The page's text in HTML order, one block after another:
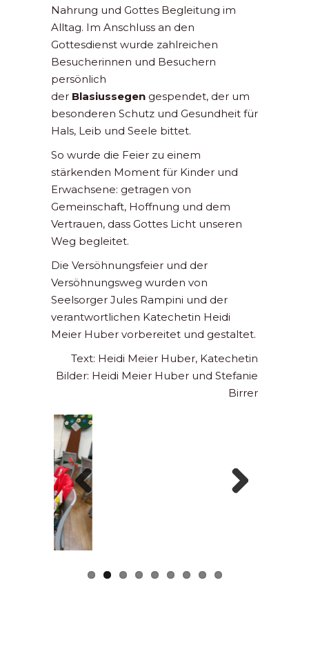
Nahrung und Gottes Begleitung im
Alltag. Im Anschluss an den
Gottesdienst wurde zahlreichen
Besucherinnen und Besuchern
persönlich
der Blasiussegen gespendet, der um
besonderen Schutz und Gesundheit für
Hals, Leib und Seele bittet.
So wurde die Feier zu einem
stärkenden Moment für Kinder und
Erwachsene: getragen von
Gemeinschaft, Hoffnung und dem
Vertrauen, dass Gottes Licht unseren
Weg begleitet.
Die Versöhnungsfeier und der
Versöhnungsweg wurden von
Seelsorger Jules Rampini und der
verantwortlichen Katechetin Heidi
Meier Huber vorbereitet und gestaltet.
Text: Heidi Meier Huber, Katechetin
Bilder: Heidi Meier Huber und Stefanie
Birrer
Previous